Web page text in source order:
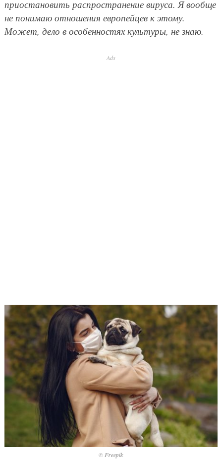
приостановить распространение вируса. Я вообще
не понимаю отношения европейцев к этому.
Может, дело в особенностях культуры, не знаю.
Ads
© Freepik